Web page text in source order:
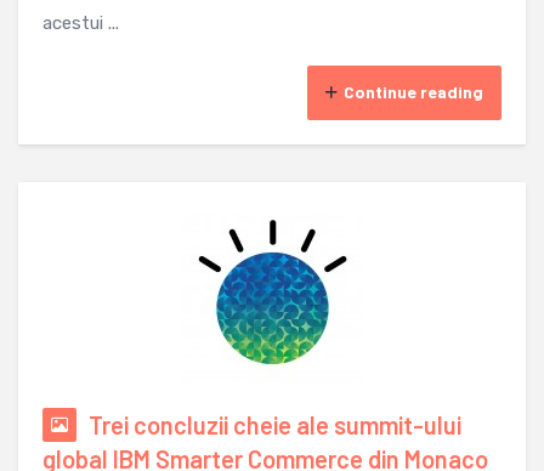
acestui ...
Continue reading
Trei concluzii cheie ale summit-ului
global IBM Smarter Commerce din Monaco